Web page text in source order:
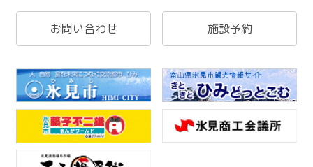
お問い合わせ 施設予約